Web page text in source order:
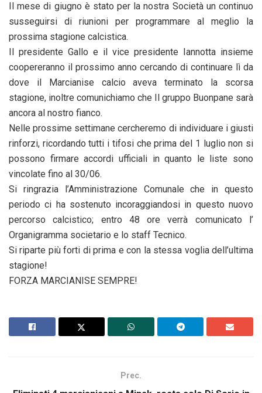
Il mese di giugno è stato per la nostra Società un continuo
susseguirsi di riunioni per programmare al meglio la
prossima stagione calcistica.
Il presidente Gallo e il vice presidente Iannotta insieme
coopereranno il prossimo anno cercando di continuare lì da
dove il Marcianise calcio aveva terminato la scorsa
stagione, inoltre comunichiamo che Il gruppo Buonpane sarà
ancora al nostro fianco.
Nelle prossime settimane cercheremo di individuare i giusti
rinforzi, ricordando tutti i tifosi che prima del 1 luglio non si
possono firmare accordi ufficiali in quanto le liste sono
vincolate fino al 30/06.
Si ringrazia l’Amministrazione Comunale che in questo
periodo ci ha sostenuto incoraggiandosi in questo nuovo
percorso calcistico; entro 48 ore verrà comunicato l’
Organigramma societario e lo staff Tecnico.
Si riparte più forti di prima e con la stessa voglia dell’ultima
stagione!
FORZA MARCIANISE SEMPRE!
Prec.